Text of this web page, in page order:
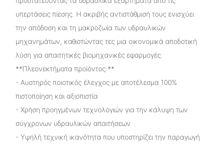
υπερτάσεις πίεσης. Η ακριβής αντιστάθμισή τους ενισχύει
την απόδοση και τη μακροζωία των υδραυλικών
μηχανημάτων, καθιστώντας τες μια οικονομικά αποδοτική
λύση για απαιτητικές βιομηχανικές εφαρμογές.
**Πλεονεκτήματα προϊόντος:**
- Αυστηρός ποιοτικός έλεγχος με αποτέλεσμα 100%
πιστοποίηση και αξιοπιστία
- Χρήση προηγμένων τεχνολογιών για την κάλυψη των
σύγχρονων υδραυλικών απαιτήσεων
- Υψηλή τεχνική ικανότητα που υποστηρίζει την παραγωγή